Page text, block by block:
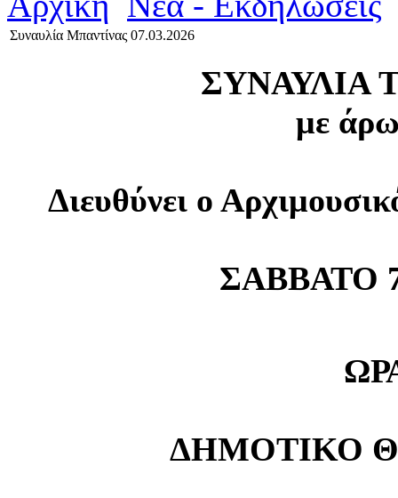
Συναυλία Μπαντίνας 07.03.2026
ΣΥΝΑΥΛΙΑ
με
Διευθύνει ο
ΣΑΒΒΑΤΟ
ΔΗΜΟΤΙΚΟ